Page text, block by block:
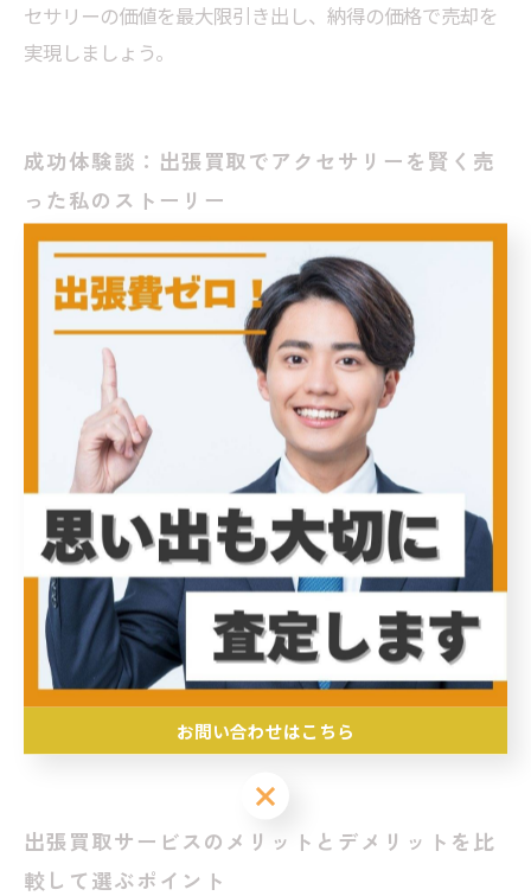
セサリーの価値を最大限引き出し、納得の価格で売却を
実現しましょう。
成功体験談：出張買取でアクセサリーを賢く売
った私のストーリー
忙しい現代人にとって、出張買取はアクセサリーを手軽
に売る最適な方法です。私も多種類のアクセサリーをま
とめて売りたいと思い、出張買取サービスを利用しまし
た。まずは事前に不要なアクセサリーを整理し、ブラン
ドや素材ごとに分けておくことで査定がスムーズに進み
ました。査定当日は専門スタッフが自宅まで訪問してく
れ、細かい傷や素材の状態を丁寧にチェック。複数のア
クセサリーを一括で査定してもらえるため、時間を節約
できたのが大きなメリットです。また、相場を把握して
おくことで納得のいく価格交渉ができ、満足のいく取引
となりました。出張買取は忙しい方や大量に売りたい方
にとって、利便性と効率を兼ね備えた賢い選択肢と言え
るでしょう。皆さんも適切な準備をして、出張買取を利
用してみてはいかがでしょうか。
出張買取サービスのメリットとデメリットを比
較して選ぶポイント
お問い合わせはこちら
お問い合わせはこちら